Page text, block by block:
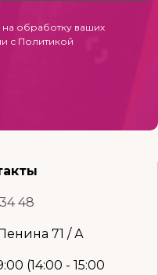
на обработку ваших
с Политикой
48
71 / А
(14:00 - 15:00